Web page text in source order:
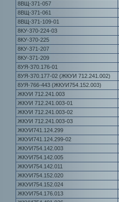
8ВЩ-371-057
8ВЩ-371-061
8ВЩ-371-109-01
8КУ-370-224-03
8КУ-370-225
8КУ-371-207
8КУ-371-209
8УЯ-370.176-01
8УЯ-370.177-02 (ЖКУИ 712.241.002)
8УЯ-766-443 (ЖКУИ754.152.003)
ЖКУИ 712.241.003
ЖКУИ 712.241.003-01
ЖКУИ 712.241.003-02
ЖКУИ 712.241.003-03
ЖКУИ741.124.299
ЖКУИ741.124.299-02
ЖКУИ754.142.003
ЖКУИ754.142.005
ЖКУИ754.142.011
ЖКУИ754.152.020
ЖКУИ754.152.024
ЖКУИ754.176.013